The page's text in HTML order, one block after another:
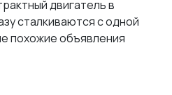
двигатель в
сталкиваются с одной
похожие объявления